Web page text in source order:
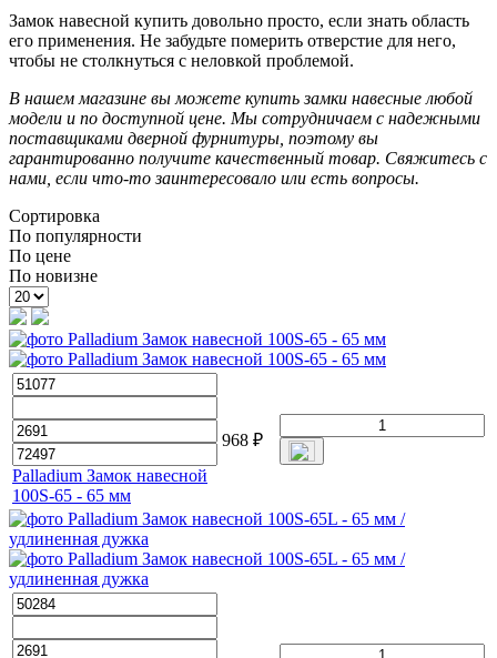
Замок навесной купить довольно просто, если знать область
его применения. Не забудьте померить отверстие для него,
чтобы не столкнуться с неловкой проблемой.
В нашем магазине вы можете купить замки навесные любой
модели и по доступной цене. Мы сотрудничаем с надежными
поставщиками дверной фурнитуры, поэтому вы
гарантированно получите качественный товар. Свяжитесь с
нами, если что-то заинтересовало или есть вопросы.
Сортировка
По популярности
По цене
По новизне
Palladium Замок навесной
100S-65 - 65 мм
968 ₽